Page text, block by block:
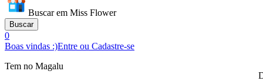
Buscar em Miss Flower
Buscar
0
Boas vindas :)Entre ou Cadastre-se
Tem no Magalu